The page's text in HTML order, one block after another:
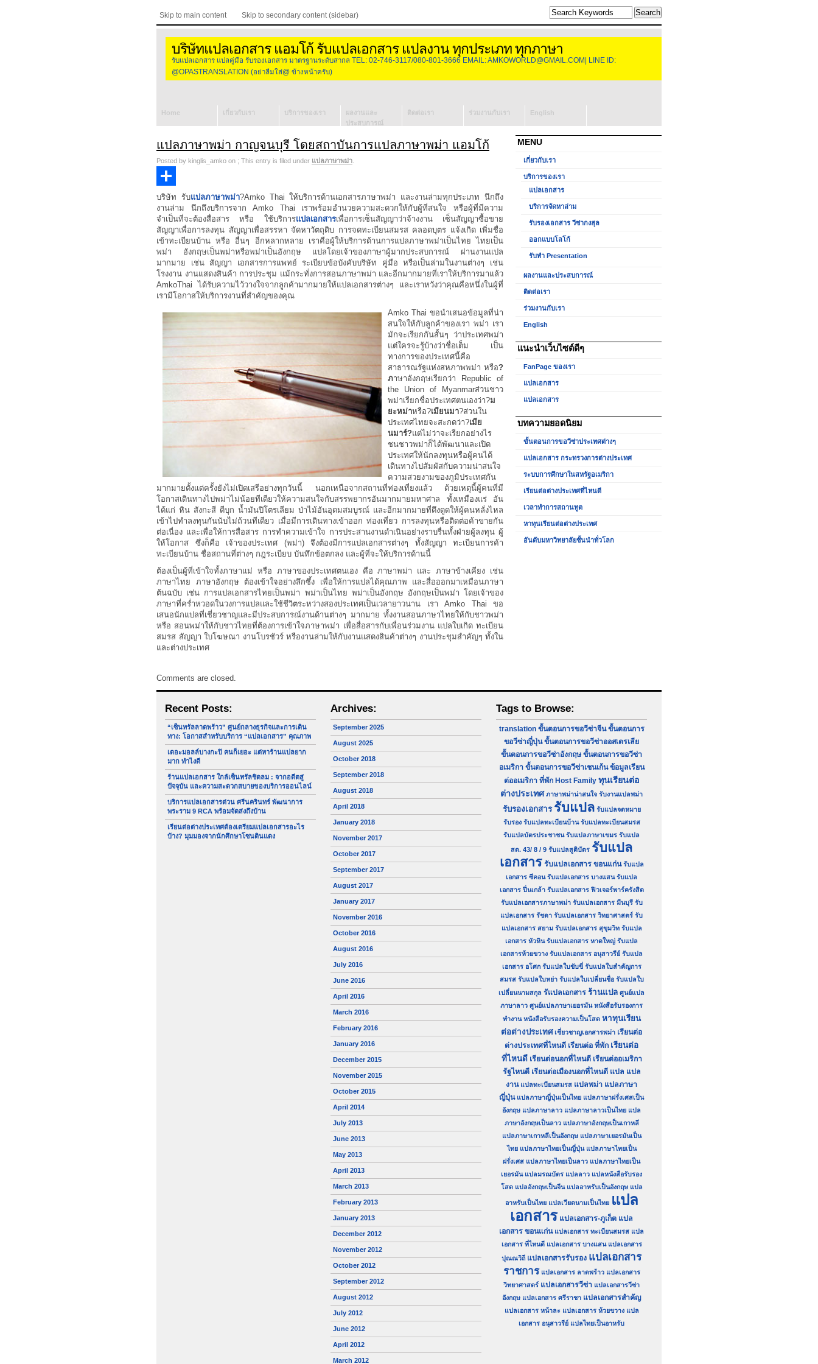
Skip to main content Skip to secondary content (sidebar)
บริษัทแปลเอกสาร แอมโก้ รับแปลเอกสาร แปลงาน ทุกประเภท ทุกภาษา
รับแปลเอกสาร แปลคู่มือ รับรองเอกสาร มาตรฐานระดับสากล TEL: 02-746-3117/080-801-3666 EMAIL: AMKOWORLD@GMAIL.COM| LINE ID:
@OPASTRANSLATION (อย่าลืมใส่@ ข้างหน้าครับ)
Home เกี่ยวกับเรา บริการของเรา
ล่าม
ออกแบบโลโก้
รับทำ
Presentation
ผลงานและ
ประสบการณ์
ติดต่อเรา ร่วมงานกับเรา English
แปลภาษาพม่า กาญจนบุรี โดยสถาบันการแปลภาษาพม่า แอมโก้
Posted by kinglis_amko on ; This entry is filed under แปลภาษาพม่า
Share
บริษัท รับแปลภาษาพม่า?Amko Thai ให้บริการด้านเอกสารภาษาพม่า และงานล่ามทุกประเภท นึกถึง
งานล่าม นึกถึงบริการจาก Amko Thai เราพร้อมอำนวยความสะดวกให้กับผู้ที่สนใจ หรือผู้ที่มีความ
จำเป็นที่จะต้องสื่อสาร หรือ ใช้บริการแปลเอกสารเพื่อการเซ็นสัญญาว่าจ้างงาน เซ็นสัญญาซื้อขาย
สัญญาเพื่อการลงทุน สัญญาเพื่อสรรหา จัดหาวัตถุดิบ การจดทะเบียนสมรส คลอดบุตร แจ้งเกิด เพิ่มชื่อ
เข้าทะเบียนบ้าน หรือ อื่นๆ อีกหลากหลาย เราคือผู้ให้บริการด้านการแปลภาษาพม่าเป็นไทย ไทยเป็น
พม่า อังกฤษเป็นพม่าหรือพม่าเป็นอังกฤษ แปลโดยเจ้าของภาษาผู้มากประสบการณ์ ผ่านงานแปล
มากมาย เช่น สัญญา เอกสารการแพทย์ ระเบียบข้อบังคับบริษัท คู่มือ หรือเป็นล่ามในงานต่างๆ เช่น
โรงงาน งานแสดงสินค้า การประชุม แม้กระทั่งการสอนภาษาพม่า และอีกมากมายที่เราให้บริการมาแล้ว
AmkoThai ได้รับความไว้วางใจจากลูกค้ามากมายให้แปลเอกสารต่างๆ และเราหวังว่าคุณคือหนึ่งในผู้ที่
เรามีโอกาสให้บริการงานที่สำคัญของคุณ
Amko Thai ขอนำเสนอข้อมูลที่น่า
สนใจให้กับลูกค้าของเรา พม่า เรา
มักจะเรียกกันสั้นๆ ว่าประเทศพม่า
แต่ใครจะรู้บ้างว่าชื่อเต็ม เป็น
ทางการของประเทศนี้คือ
สาธารณรัฐแห่งสหภาพพม่า หรือ?
ภาษาอังกฤษเรียกว่า Republic of
the Union of Myanmarส่วนชาว
พม่าเรียกชื่อประเทศตนเองว่า?ม
ยะหม่าหรือ?เมียนมา?ส่วนใน
ประเทศไทยจะสะกดว่า?เมีย
นมาร์?แต่ไม่ว่าจะเรียกอย่างไร
ชนชาวพม่าก็ได้พัฒนาและเปิด
ประเทศให้นักลงทุนหรือผู้คนได้
เดินทางไปสัมผัสกับความน่าสนใจ
ความสวยงามของภูมิประเทศกัน
มากมายตั้งแต่ครั้งยังไม่เปิดเสรีอย่างทุกวันนี้ นอกเหนือจากสถานที่ท่องเที่ยงแล้ว ด้วยเหตุนี้ผู้คนที่มี
โอกาสเดินทางไปพม่าไม่น้อยทีเดียวให้ความสนใจกับสรรพยากรอันมากมายมหาศาล ทั้งเหมืองแร่ อัน
ได้แก่ หิน สังกะสี ดีบุก น้ำมันปิโตรเลียม ป่าไม้อันอุดมสมบูรณ์ และอีกมากมายที่ดึงดูดให้ผู้คนหลั่งไหล
เข้าไปทำลงทุนกันนับไม่ถ้วนทีเดียว เมื่อมีการเดินทางเข้าออก ท่องเที่ยว การลงทุนหรือติดต่อค้าขายกัน
ต่อเนื่อง และเพื่อให้การสื่อสาร การทำความเข้าใจ การประสานงานดำเนินอย่างราบรื่นทั้งฝ่ายผู้ลงทุน ผู้
ให้โอกาส ซึ่งก็คือ เจ้าของประเทศ (พม่า) จึงต้องมีการแปลเอกสารต่างๆ ทั้งสัญญา ทะเบียนการค้า
ทะเบียนบ้าน ชื่อสถานที่ต่างๆ กฎระเบียบ บันทึกข้อตกลง และผู้ที่จะให้บริการด้านนี้
ต้องเป็นผู้ที่เข้าใจทั้งภาษาแม่ หรือ ภาษาของประเทศตนเอง คือ ภาษาพม่า และ ภาษาข้างเคียง เช่น
ภาษาไทย ภาษาอังกฤษ ต้องเข้าใจอย่างลึกซึ้ง เพื่อให้การแปลได้คุณภาพ และสื่อออกมาเหมือนภาษา
ต้นฉบับ เช่น การแปลเอกสารไทยเป็นพม่า พม่าเป็นไทย พม่าเป็นอังกฤษ อังกฤษเป็นพม่า โดยเจ้าของ
ภาษาที่คร่ำหวอดในวงการแปลและใช้ชีวิตระหว่างสองประเทศเป็นเวลายาวนาน เรา Amko Thai ขอ
เสนอนักแปลที่เชี่ยวชาญและมีประสบการณ์งานด้านต่างๆ มากมาย ทั้งงานสอนภาษาไทยให้กับชาวพม่า
หรือ สอนพม่าให้กับชาวไทยที่ต้องการเข้าใจภาษาพม่า เพื่อสื่อสารกับเพื่อนร่วมงาน แปลใบเกิด ทะเบียน
สมรส สัญญา ใบโฆษณา งานโบรชัวร์ หรืองานล่ามให้กับงานแสดงสินค้าต่างๆ งานประชุมสำคัญๆ ทั้งใน
และต่างประเทศ
Comments are closed.
MENU
เกี่ยวกับเรา
บริการของเรา
แปลเอกสาร
บริการจัดหาล่าม
รับรองเอกสาร วีซ่ากงสุล
ออกแบบโลโก้
รับทำ Presentation
ผลงานและประสบการณ์
ติดต่อเรา
ร่วมงานกับเรา
English
แนะนำเว็บไซต์ดีๆ
FanPage ของเรา
แปลเอกสาร
แปลเอกสาร
บทความยอดนิยม
ขั้นตอนการขอวีซ่าประเทศต่างๆ
แปลเอกสาร กระทรวงการต่างประเทศ
ระบบการศึกษาในสหรัฐอเมริกา
เรียนต่อต่างประเทศที่ไหนดี
เวลาทำการสถานทูต
หาทุนเรียนต่อต่างประเทศ
อันดับมหาวิทยาลัยชั้นนำทั่วโลก
Recent Posts:
“เซ็นทรัลลาดพร้าว” ศูนย์กลางธุรกิจและการเดิน
ทาง: โอกาสสำหรับบริการ “แปลเอกสาร” คุณภาพ
เดอะมอลล์บางกะปิ คนก็เยอะ แต่หาร้านแปลยาก
มาก ทำไงดี
ร้านแปลเอกสาร ใกล้เซ็นทรัลชิดลม : จากอดีตสู่
ปัจจุบัน และความสะดวกสบายของบริการออนไลน์
บริการแปลเอกสารด่วน ศรีนครินทร์ พัฒนาการ
พระราม 9 RCA พร้อมจัดส่งถึงบ้าน
เรียนต่อต่างประเทศต้องเตรียมแปลเอกสารอะไร
บ้าง? มุมมองจากนักศึกษาโซนดินแดง
Archives:
September 2025
August 2025
October 2018
September 2018
August 2018
April 2018
January 2018
November 2017
October 2017
September 2017
August 2017
January 2017
November 2016
October 2016
August 2016
July 2016
June 2016
April 2016
March 2016
February 2016
January 2016
December 2015
November 2015
October 2015
April 2014
July 2013
June 2013
May 2013
April 2013
March 2013
February 2013
January 2013
December 2012
November 2012
October 2012
September 2012
August 2012
July 2012
June 2012
April 2012
March 2012
Tags to Browse:
translation ขั้นตอนการขอวีซ่าจีน ขั้นตอนการ
ขอวีซ่าญี่ปุ่น ขั้นตอนการขอวีซ่าออสเตรเลีย
ขั้นตอนการขอวีซ่าอังกฤษ ขั้นตอนการขอวีซ่า
อเมริกา ขั้นตอนการขอวีซ่าเชนเก้น ข้อมูลเรียน
ต่ออเมริกา ที่พัก Host Family ทุนเรียนต่อ
ต่างประเทศ ภาษาพม่าน่าสนใจ รับงานแปลพม่า
รับรองเอกสาร รับแปล รับแปลจดหมาย
รับรอง รับแปลทะเบียนบ้าน รับแปลทะเบียนสมรส
รับแปลบัตรประชาชน รับแปลภาษาเขมร รับแปล
สด. 43/ 8 / 9 รับแปลสูติบัตร รับแปล
เอกสาร รับแปลเอกสาร ขอนแก่น รับแปล
เอกสาร ซีคอน รับแปลเอกสาร บางแสน รับแปล
เอกสาร ปิ่นเกล้า รับแปลเอกสาร ฟิวเจอร์พาร์ครังสิต
รับแปลเอกสารภาษาพม่า รับแปลเอกสาร มีนบุรี รับ
แปลเอกสาร รัชดา รับแปลเอกสาร วิทยาศาสตร์ รับ
แปลเอกสาร สยาม รับแปลเอกสาร สุขุมวิท รับแปล
เอกสาร หัวหิน รับแปลเอกสาร หาดใหญ่ รับแปล
เอกสารห้วยขวาง รับแปลเอกสาร อนุสาวรีย์ รับแปล
เอกสาร อโศก รับแปลใบขับขี่ รับแปลใบสำคัญการ
สมรส รับแปลใบหย่า รับแปลใบเปลี่ยนชื่อ รับแปลใบ
เปลี่ยนนามสกุล รัแปลเอกสาร ร้านแปล ศูนย์แปล
ภาษาลาว ศูนย์แปลภาษาเยอรมัน หนังสือรับรองการ
ทำงาน หนังสือรับรองความเป็นโสด หาทุนเรียน
ต่อต่างประเทศ เชี่ยวชาญเอกสารพม่า เรียนต่อ
ต่างประเทศที่ไหนดี เรียนต่อ ที่พัก เรียนต่อ
ที่ไหนดี เรียนต่อนอกที่ไหนดี เรียนต่ออเมริกา
รัฐไหนดี เรียนต่อเมืองนอกที่ไหนดี แปล แปล
งาน แปลทะเบียนสมรส แปลพม่า แปลภาษา
ญี่ปุ่น แปลภาษาญี่ปุ่นเป็นไทย แปลภาษาฝรั่งเศสเป็น
อังกฤษ แปลภาษาลาว แปลภาษาลาวเป็นไทย แปล
ภาษาอังกฤษเป็นลาว แปลภาษาอังกฤษเป็นเกาหลี
แปลภาษาเกาหลีเป็นอังกฤษ แปลภาษาเยอรมันเป็น
ไทย แปลภาษาไทยเป็นญี่ปุ่น แปลภาษาไทยเป็น
ฝรั่งเศส แปลภาษาไทยเป็นลาว แปลภาษาไทยเป็น
เยอรมัน แปลมรณบัตร แปลลาว แปลหนังสือรับรอง
โสด แปลอังกฤษเป็นจีน แปลอาหรับเป็นอังกฤษ แปล
อาหรับเป็นไทย แปลเวียดนามเป็นไทย แปล
เอกสาร แปลเอกสาร-ภูเก็ต แปล
เอกสาร ขอนแก่น แปลเอกสาร ทะเบียนสมรส แปล
เอกสาร ที่ไหนดี แปลเอกสาร บางแสน แปลเอกสาร
ปุณณวิถี แปลเอกสารรับรอง แปลเอกสาร
ราชการ แปลเอกสาร ลาดพร้าว แปลเอกสาร
วิทยาศาสตร์ แปลเอกสารวีซ่า แปลเอกสารวีซ่า
อังกฤษ แปลเอกสาร ศรีราชา แปลเอกสารสำคัญ
แปลเอกสาร หน้าละ แปลเอกสาร ห้วยขวาง แปล
เอกสาร อนุสาวรีย์ แปลไทยเป็นอาหรับ